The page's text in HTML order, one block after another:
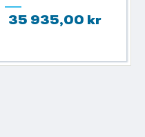
35 935,00 kr